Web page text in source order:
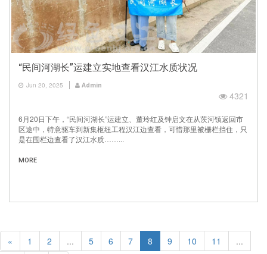
“民间河湖长”运建立实地查看汉江水质状况
Jun 20, 2025 Admin
4321
6月20日下午，“民间河湖长”运建立、董玲红及钟启文在从茨河镇返回市
区途中，特意驱车到新集枢纽工程汉江边查看，可惜那里被栅栏挡住，只
是在围栏边查看了汉江水质……...
MORE
« 1 2 ... 5 6 7 8 9 10 11
...